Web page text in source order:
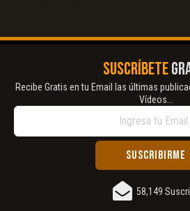
SUSCRÍBETE
Recibe Gratis en tu Email las últimas
Vídeos...
58,149